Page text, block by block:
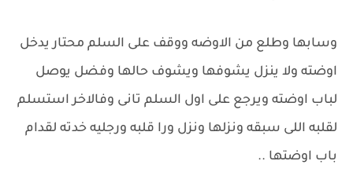
وسابها وطلع من الاوضه ووقف على السلم محتار يدخل
اوضته ولا ينزل يشوفها ويشوف حالها وفضل يوصل
لباب اوضته ويرجع على اول السلم تانى وفالاخر استسلم
لقلبه اللى سبقه ونزلها ونزل ورا قلبه ورجليه خدته لقدام
باب اوضتها ..